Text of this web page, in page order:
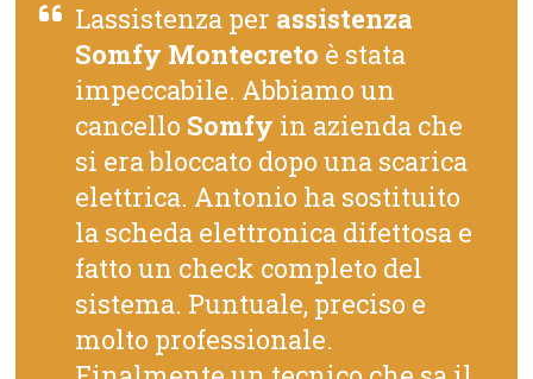
Lassistenza per assistenza
Somfy Montecreto è stata
impeccabile. Abbiamo un
cancello Somfy in azienda che
si era bloccato dopo una scarica
elettrica. Antonio ha sostituito
la scheda elettronica difettosa e
fatto un check completo del
sistema. Puntuale, preciso e
molto professionale.